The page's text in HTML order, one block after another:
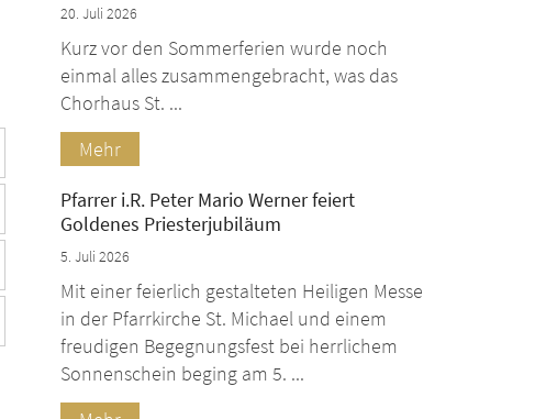
20. Juli 2026
Kurz vor den Sommerferien wurde noch
einmal alles zusammengebracht, was das
Chorhaus St. ...
Mehr
Pfarrer i.R. Peter Mario Werner feiert
Goldenes Priesterjubiläum
5. Juli 2026
Mit einer feierlich gestalteten Heiligen Messe
in der Pfarrkirche St. Michael und einem
freudigen Begegnungsfest bei herrlichem
Sonnenschein beging am 5. ...